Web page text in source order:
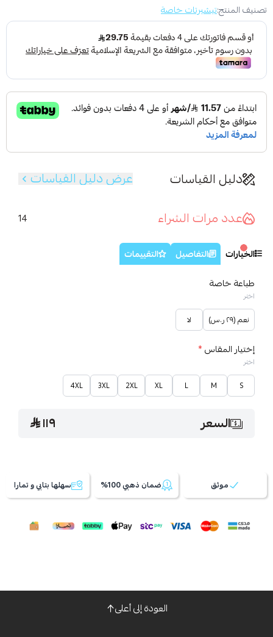
تصنيف المنتج:تيشيرتات خاصة
دليل القياسات
عرض دليل القياسات
عدد مرات الشراء
14
الخيارات التفاصيل
التقييمات
طباعة خاصة
اختر
نعم (٢٩ ر.س) لا
إختيار المقاس*
اختر
S
M
L
XL
2XL
3XL
4XL
السعر ١١٩
موثق ضمان ذهبي 100% سهلها بتابي و تمارا
العودة إلى أعلى